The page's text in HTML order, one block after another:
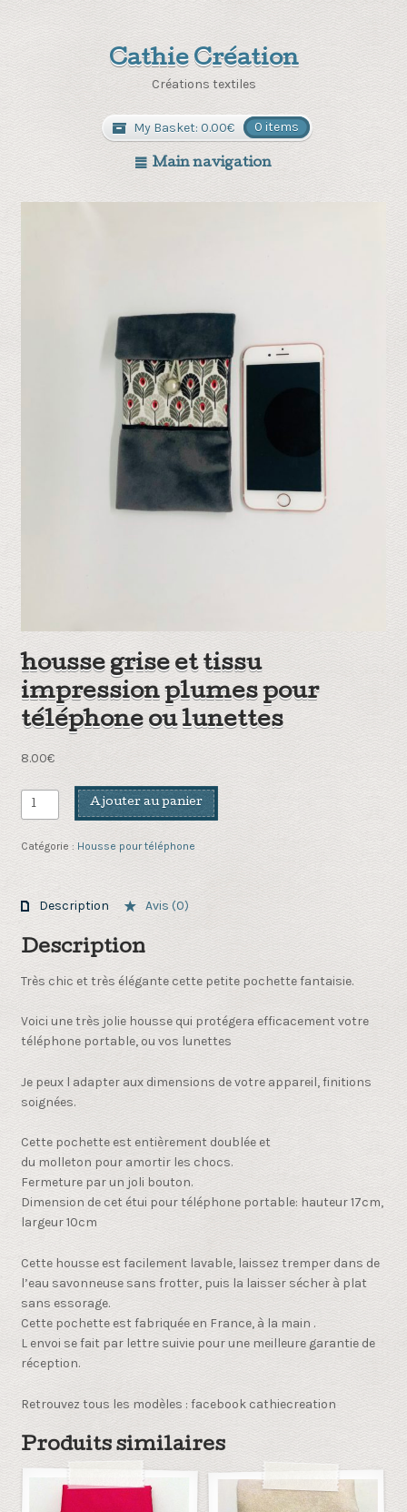
Cathie Création
Créations textiles
My Basket: 0.00€ 0 items
Main navigation
housse grise et tissu
impression plumes pour
téléphone ou lunettes
8.00€
quantité
de
housse
tissu
plumes
téléphone
lunettes
Ajouter au panier
Catégorie : Housse pour téléphone
Description Avis (0)
Description
Très chic et très élégante cette petite pochette fantaisie.
Voici une très jolie housse qui protégera efficacement votre
téléphone portable, ou vos lunettes
Je peux l adapter aux dimensions de votre appareil,finitions
soignées.
Cette pochette est entièrement doublée et
du molleton pour amortir les chocs.
Fermeture par un joli bouton.
Dimension de cet étui pour téléphone portable: hauteur 17cm,
largeur 10cm
Cette housse est facilement lavable, laissez tremper dans de
l’eau savonneuse sans frotter, puis la laisser sécher à plat
sans essorage.
Cette pochette est fabriquée en France, à la main .
L envoi se fait par lettre suivie pour une meilleure garantie de
réception.
Retrouvez tous les modèles : facebook cathiecreation
Produits similaires